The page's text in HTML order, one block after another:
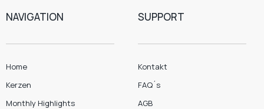
NAVIGATION
Home
Kerzen
Monthly Highlights
SUPPORT
Kontakt
FAQ´s
AGB